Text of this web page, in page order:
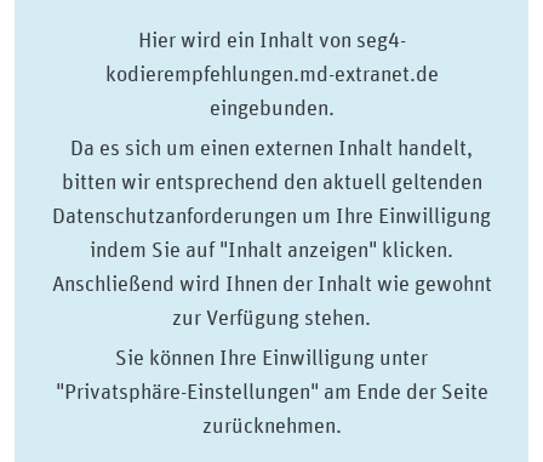
Hier wird ein Inhalt von seg4-
kodierempfehlungen.md-extranet.de
eingebunden.
Da es sich um einen externen Inhalt handelt,
bitten wir entsprechend den aktuell geltenden
Datenschutzanforderungen um Ihre Einwilligung
indem Sie auf "Inhalt anzeigen" klicken.
Anschließend wird Ihnen der Inhalt wie gewohnt
zur Verfügung stehen.
Sie können Ihre Einwilligung unter
"Privatsphäre-Einstellungen" am Ende der Seite
zurücknehmen.